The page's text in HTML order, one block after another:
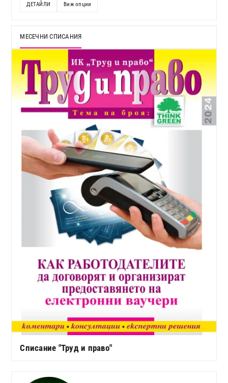
ДЕТАЙЛИ Виж опции
МЕСЕЧНИ СПИСАНИЯ
Списание "Труд и право"